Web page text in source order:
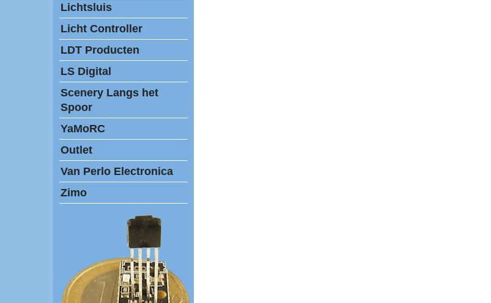
Lichtsluis
Licht Controller
LDT Producten
LS Digital
Scenery Langs het
Spoor
YaMoRC
Outlet
Van Perlo Electronica
Zimo